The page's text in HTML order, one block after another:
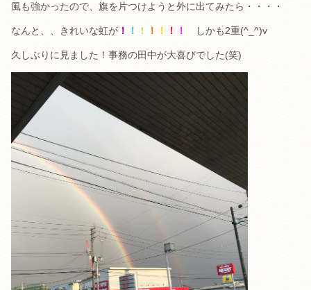
風も強かったので、旗を片つけようと外に出てみたら・・・・
なんと、、きれいな虹が ！ ！ ！ ！ ！ ！ ！ しかも2重(^_^)v
久しぶりに見ました！事務の田中が大喜びでした(笑)